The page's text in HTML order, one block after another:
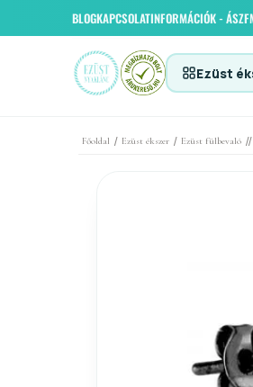
BLOGKAPCSOLATINFORMÁCIÓK - ÁSZF
Ezüst
Főoldal / Ezüst ékszer / Ezüst fülbevaló //